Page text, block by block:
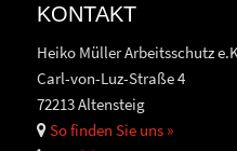
KONTAKT
Heiko Müller Arbeitsschutz
Carl-von-Luz-Straße 4
72213 Altensteig
So finden Sie uns »